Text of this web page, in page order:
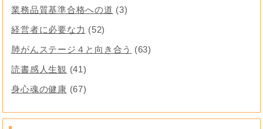
業務品質基準合格への道 (3)
経営者に必要な力 (52)
肺がんステージ４と向き合う
(63)
読書感人生観 (41)
身心魂の健康 (67)